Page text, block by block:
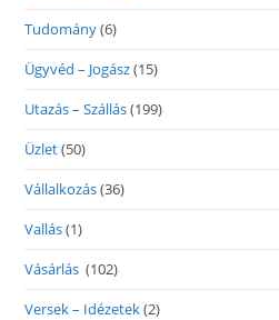
Tudomány(6)
Ügyvéd – Jogász(15)
Utazás – Szállás(199)
Üzlet(50)
Vállalkozás(36)
Vallás(1)
Vásárlás (102)
Versek – Idézetek(2)